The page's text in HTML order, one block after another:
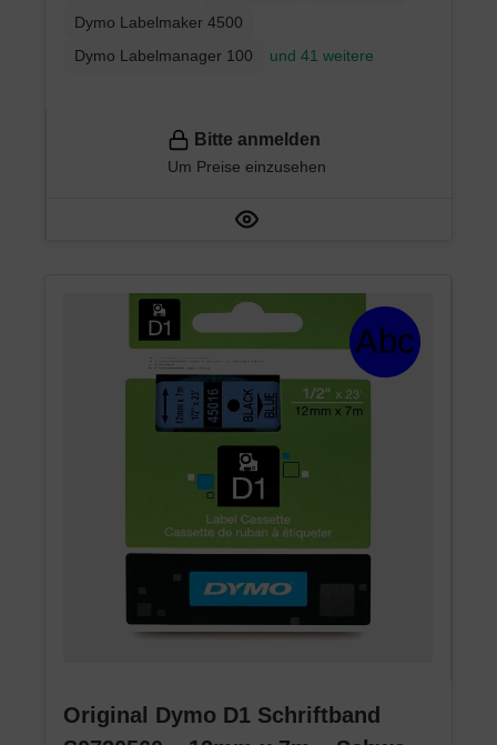
Dymo Labelmaker 4500
Dymo Labelmanager 100
und 41 weitere
Bitte anmelden
Um Preise einzusehen
Original Dymo D1 Schriftband